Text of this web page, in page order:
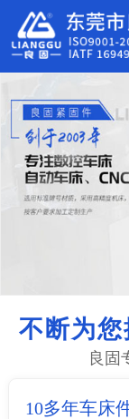
不断为
良固
10多年车床